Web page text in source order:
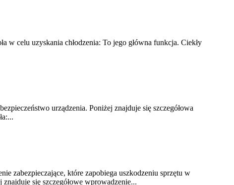
w celu uzyskania chłodzenia: To jego główna funkcja. Ciekły
urządzenia. Poniżej znajduje się szczegółowa
zabezpieczające, które zapobiega uszkodzeniu sprzętu w
się szczegółowe wprowadzenie...